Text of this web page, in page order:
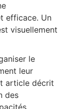
efficace. Un
visuellement
le
leur
article décrit
des